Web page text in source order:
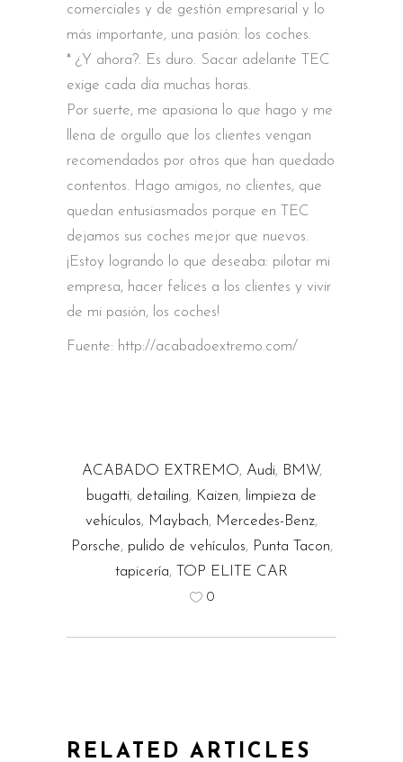
comerciales y de gestión empresarial y lo
más importante, una pasión: los coches.
* ¿Y ahora?. Es duro. Sacar adelante TEC
exige cada día muchas horas.
Por suerte, me apasiona lo que hago y me
llena de orgullo que los clientes vengan
recomendados por otros que han quedado
contentos. Hago amigos, no clientes, que
quedan entusiasmados porque en TEC
dejamos sus coches mejor que nuevos.
¡Estoy logrando lo que deseaba: pilotar mi
empresa, hacer felices a los clientes y vivir
de mi pasión, los coches!
Fuente: http://acabadoextremo.com/
ACABADO EXTREMO, Audi, BMW,
bugatti, detailing, Kaizen, limpieza de
vehículos, Maybach, Mercedes-Benz,
Porsche, pulido de vehículos, Punta Tacon,
tapicería, TOP ELITE CAR
0
RELATED ARTICLES